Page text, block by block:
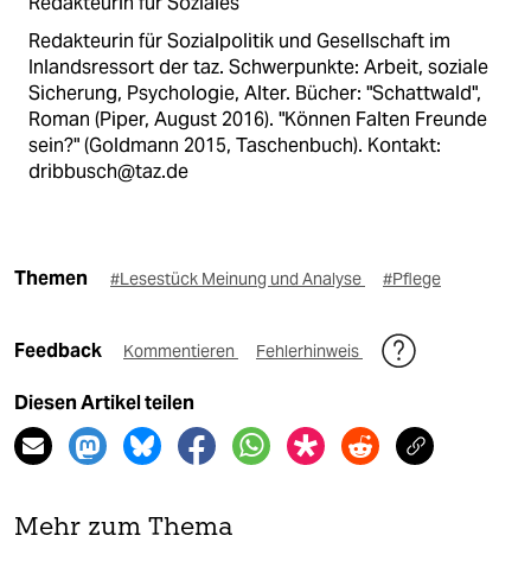
Redakteurin für Sozialpolitik und Gesellschaft im
Inlandsressort der taz. Schwerpunkte: Arbeit, soziale
Sicherung, Psychologie, Alter. Bücher: "Schattwald",
Roman (Piper, August 2016). "Können Falten Freunde
sein?" (Goldmann 2015, Taschenbuch). Kontakt:
dribbusch@taz.de
Themen #Lesestück Meinung und Analyse #Pflege
Feedback Kommentieren Fehlerhinweis
Diesen Artikel teilen
Mehr zum Thema